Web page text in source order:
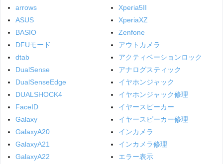
arrows
ASUS
BASIO
DFUモード
dtab
DualSense
DualSenseEdge
DUALSHOCK4
FaceID
Galaxy
GalaxyA20
GalaxyA21
GalaxyA22
Xperia5II
XperiaXZ
Zenfone
アウトカメラ
アクティベーションロック
アナログスティック
イヤホンジャック
イヤホンジャック修理
イヤースピーカー
イヤースピーカー修理
インカメラ
インカメラ修理
エラー表示